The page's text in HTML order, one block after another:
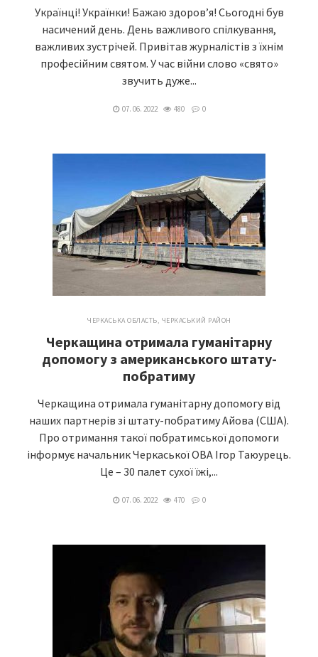
Українці! Українки! Бажаю здоров’я! Сьогодні був
насичений день. День важливого спілкування,
важливих зустрічей. Привітав журналістів з їхнім
професійним святом. У час війни слово «свято»
звучить дуже...
07. 06. 2022 480 0
ЧЕРКАСЬКА ОБЛАСТЬ, ЧЕРКАСЬКИЙ РАЙОН
Черкащина отримала гуманітарну
допомогу з американського штату-
побратиму
Черкащина отримала гуманітарну допомогу від
наших партнерів зі штату-побратиму Айова (США).
Про отримання такої побратимської допомоги
інформує начальник Черкаської ОВА Ігор Таюурець.
Це – 30 палет сухої їжі,...
07. 06. 2022 470 0